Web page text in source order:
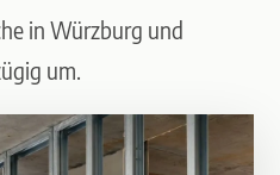
in Würzburg und
um.